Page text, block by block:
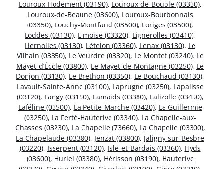
Louroux-Hodement (03190), Louroux-de-Bouble (03330),
Louroux-de-Beaune (03600), Louroux-Bourbonnais
(03350), Louchy-Montfand (03500), Loriges (03500),
Loddes (03130), Limoise (03320), Lignerolles (03410),
Liernolles (03130), Lételon (03360), Lenax (03130), Le
Vilhain (03350), Le Veurdre (03320), Le Montet (03240), Le
Mayet-d’École (03800), Le Mayet-de-Montagne (03250), Le
Donjon (03130), Le Brethon (03350), Le Bouchaud (03130),
Lavault-Sainte-Anne (03100), Laprugne (03250), Lapalisse
(03120), Langy (03150), Lamaids (03380), Lalizolle (03450),
Laféline (03500), La Petite-Marche (03420), La Guillermie
(03250), La Ferté-Hauterive (03340), La Chapelle-aux-
Chasses (03230), La Chapelle (73660), La Chapelle (03300),
La Chapelaude (03380), Jenzat (03800), Jaligny-sur-Besbre
(03220), Isserpent (03120), Isle-et-Bardais (03360), Hyds
(03600), Huriel (03380), Hérisson (03190), Hauterive